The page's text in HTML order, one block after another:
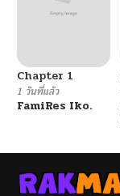
Chapter 1
1 วันที่แล้ว
FamiRes Iko.